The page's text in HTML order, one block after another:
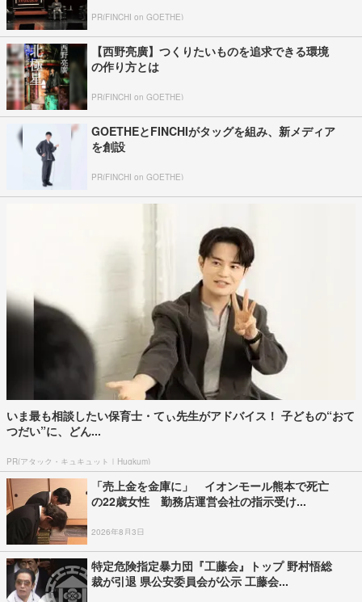
PR(FINCHI on GOETHE)
【西野亮廣】つくりたいものを追求できる環境
の作り方とは
PR(FINCHI on GOETHE)
GOETHEとFINCHIがタッグを組み、新メディア
を創設
PR(FINCHI on GOETHE)
いま最も相談したい保育士・てぃ先生がアドバイス！ 子どもの“おて
つだい”に、どん...
PR(アタック・キュキュット｜Hugkum)
「売上金を金庫に」 イオンモール熊本で死亡
の22歳女性 勤務店運営会社の指示受け...
2026年8月3日
特定危険指定暴力団『工藤会』トップ 野村悟総
裁が引退 県公安委員会が公示 工藤会...